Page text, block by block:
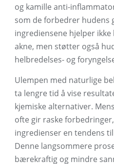
og kamille anti-
som de forbedrer hudens
ingrediensene hjelper
akne, men støtter også
helbredelses- og
Ulempen med naturlige
ta lengre tid å vise
kjemiske alternativer.
ofte gir raske
ingredienser en tendens
Denne langsommere
bærekraftig og mindre